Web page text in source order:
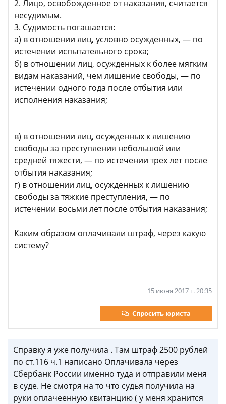
2. Лицо, освобожденное от наказания, считается
несудимым.
3. Судимость погашается:
а) в отношении лиц, условно осужденных, — по
истечении испытательного срока;
б) в отношении лиц, осужденных к более мягким
видам наказаний, чем лишение свободы, — по
истечении одного года после отбытия или
исполнения наказания;
в) в отношении лиц, осужденных к лишению
свободы за преступления небольшой или
средней тяжести, — по истечении трех лет после
отбытия наказания;
г) в отношении лиц, осужденных к лишению
свободы за тяжкие преступления, — по
истечении восьми лет после отбытия наказания;
Каким образом оплачивали штраф, через какую
систему?
15 июня 2017 г. 20:35
Спросить юриста
Справку я уже получила . Там штраф 2500 рублей
по ст.116 ч.1 написано Оплачивала через
Сбербанк России именно туда и отправили меня
в суде. Не смотря на то что судья получила на
руки оплачеенную квитанцию ( у меня хранится